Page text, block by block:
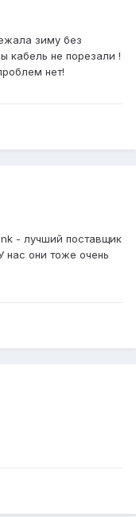
зиму без
кабель не порезали !
нет!
- лучший поставщик
нас они тоже очень